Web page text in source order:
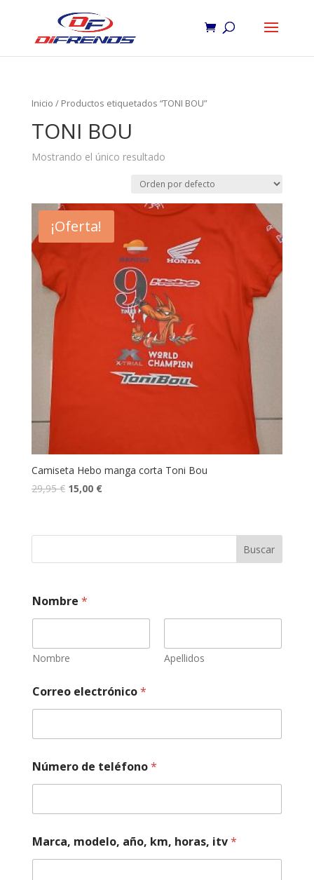
Inicio / Productos etiquetados “TONI BOU”
TONI BOU
Mostrando el único resultado
¡Oferta!
Camiseta Hebo manga corta Toni Bou
29,95€ 15,00 €
Buscar
Nombre *
Nombre Apellidos
Correo electrónico*
e
m
c
n
i
c
Número de teléfono*
Marca, modelo, año, km, horas, itv*